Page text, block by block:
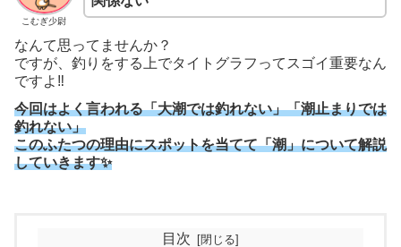
こむぎ少尉
なんて思ってませんか？
ですが、釣りをする上でタイトグラフってスゴイ重要なん
ですよ‼️
今回はよく言われる「大潮では釣れない」「潮止まりでは
釣れない」
このふたつの理由にスポットを当てて「潮」について解説
していきます✨
目次